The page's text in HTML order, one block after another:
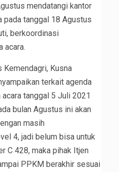
mendatangi kantor
pada tanggal 18 Agustus
berkoordinasi
acara.
Kemendagri, Kusna
terkait agenda
tanggal 5 Juli 2021
bulan Agustus ini akan
masih
4, jadi belum bisa untuk
C 428, maka pihak Itjen
PPKM berakhir sesuai